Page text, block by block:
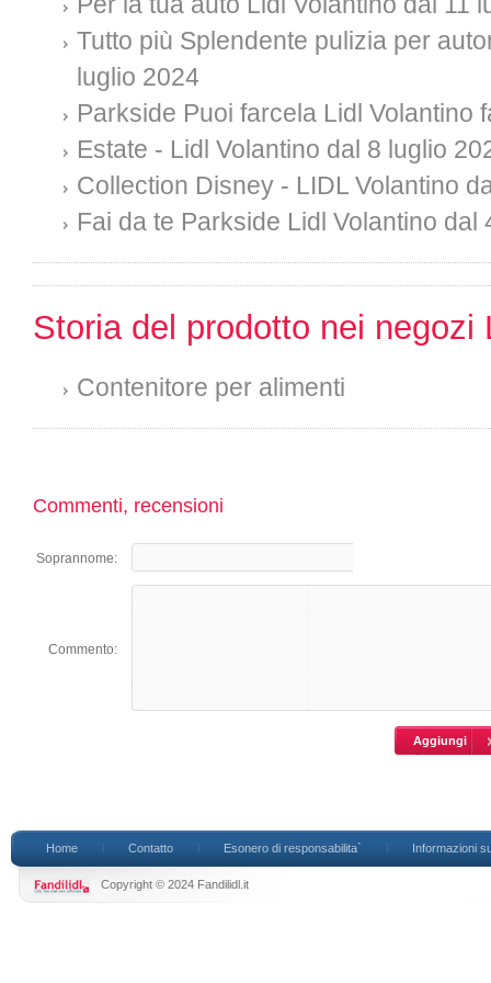
Tutto più Splendente pulizia per
luglio 2024
Parkside Puoi farcela Lidl Volantino
Estate - Lidl Volantino dal 8 luglio
Collection Disney - LIDL Volantino
Fai da te Parkside Lidl Volantino dal
Storia del prodotto nei negozi
Contenitore per alimenti
Commenti, recensioni
Soprannome:
Commento:
Home Contatto Esonero di responsabilita` Informazioni
Copyright © 2024 Fandilidl.it